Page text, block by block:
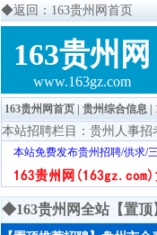
◆返回：163贵州网首页
163贵州网
www.163gz.com
163贵州网首页 贵州综合信息
本站招聘栏目： 贵州人事招
本站免费发布贵州招聘/供求/
◆163贵州网全站